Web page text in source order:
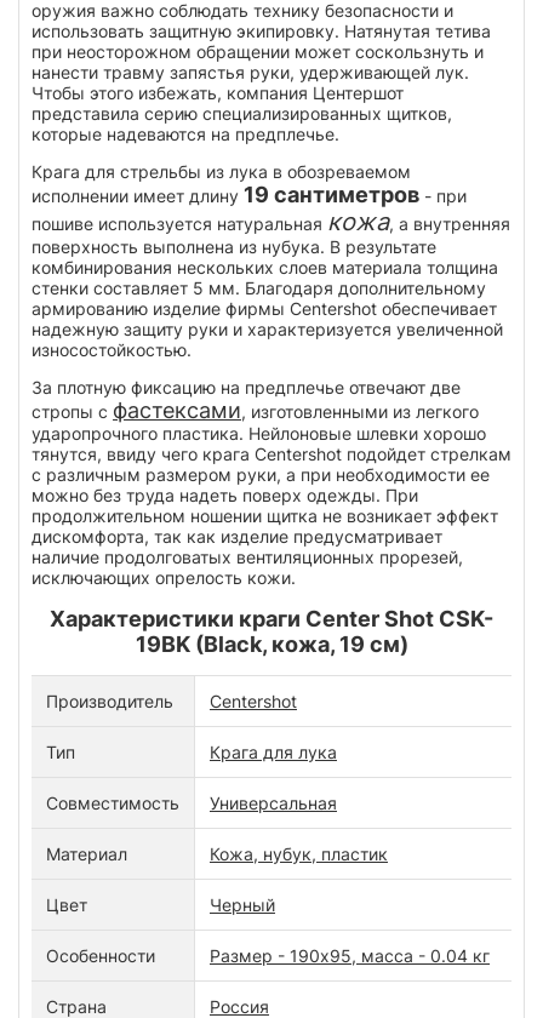
оружия важно соблюдать технику безопасности и
использовать защитную экипировку. Натянутая тетива
при неосторожном обращении может соскользнуть и
нанести травму запястья руки, удерживающей лук.
Чтобы этого избежать, компания Центершот
представила серию специализированных щитков,
которые надеваются на предплечье.
Крага для стрельбы из лука в обозреваемом
исполнении имеет длину 19 сантиметров - при
пошиве используется натуральная кожа, а внутренняя
поверхность выполнена из нубука. В результате
комбинирования нескольких слоев материала толщина
стенки составляет 5 мм. Благодаря дополнительному
армированию изделие фирмы Centershot обеспечивает
надежную защиту руки и характеризуется увеличенной
износостойкостью.
За плотную фиксацию на предплечье отвечают две
стропы с фастексами, изготовленными из легкого
ударопрочного пластика. Нейлоновые шлевки хорошо
тянутся, ввиду чего крага Centershot подойдет стрелкам
с различным размером руки, а при необходимости ее
можно без труда надеть поверх одежды. При
продолжительном ношении щитка не возникает эффект
дискомфорта, так как изделие предусматривает
наличие продолговатых вентиляционных прорезей,
исключающих опрелость кожи.
Характеристики краги Center Shot CSK-
19BK (Black, кожа, 19 см)
Производитель Centershot
Тип Крага для лука
Совместимость Универсальная
Материал Кожа, нубук, пластик
Цвет Черный
Особенности Размер - 190х95, масса - 0.04 кг
Страна Россия